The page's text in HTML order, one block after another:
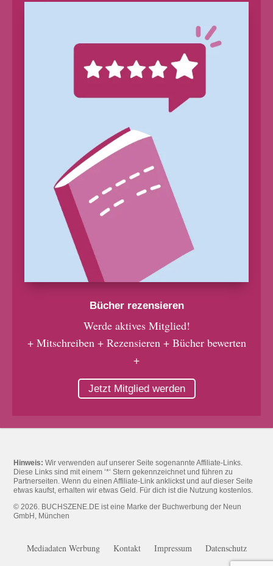
Bücher rezensieren
Werde aktives Mitglied!
+ Mitschreiben + Rezensieren + Bücher bewerten
+
Jetzt Mitglied werden
Hinweis: Wir verwenden auf unserer Seite sogenannte Affiliate-Links.
Diese Links sind mit einem ‘*‘ Stern gekennzeichnet und führen zu
Partnerseiten. Wenn du einen Affiliate-Link anklickst und auf dieser Seite
etwas kaufst, erhalten wir etwas Geld. Für dich ist die Nutzung kostenlos.
© 2026. BUCHSZENE.DE ist eine Marke der Buchwerbung der Neun
GmbH, München
Mediadaten Werbung Kontakt Impressum Datenschutz